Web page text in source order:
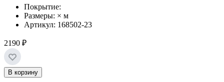
Покрытие:
Размеры: × м
Артикул: 168502-23
2190 ₽
В корзину